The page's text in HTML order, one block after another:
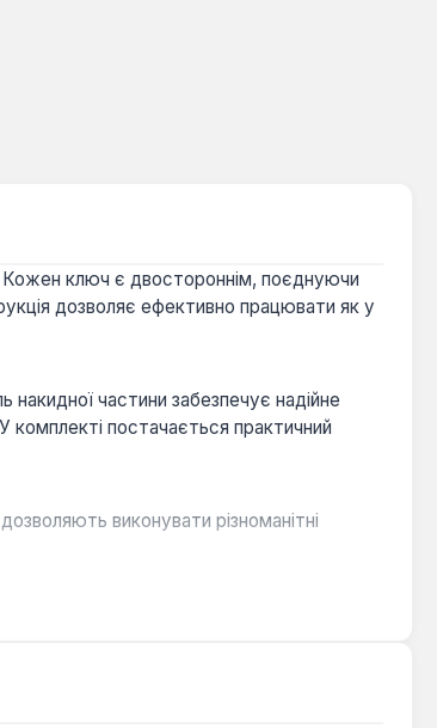
Кожен ключ є двостороннім, поєднуючи
дозволяє ефективно працювати як у
накидної частини забезпечує надійне
комплекті постачається практичний
виконувати різноманітні
для використання в автомайстернях,